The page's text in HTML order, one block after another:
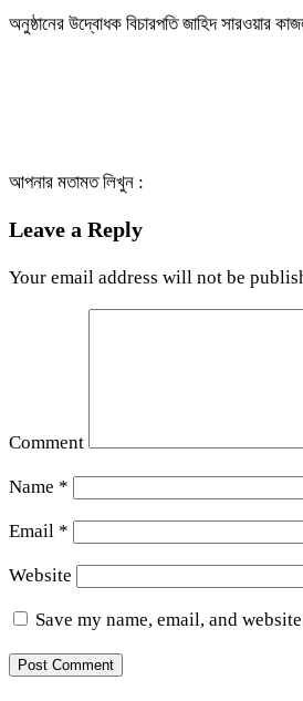
অনুষ্ঠানের উদ্বোধক বিচারপতি জাহিদ সারওয়ার
আপনার মতামত লিখুন :
Leave a Reply
Your email address will not be
Comment
Name *
Email *
Website
Save my name, email, and